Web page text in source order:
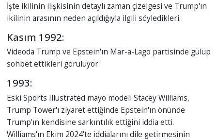
İşte ikilinin ilişkisinin detaylı zaman çizelgesi ve Trump'ın
ikilinin arasının neden açıldığıyla ilgili söyledikleri.
Kasım 1992:
Videoda Trump ve Epstein'ın Mar-a-Lago partisinde gülüp
sohbet ettikleri görülüyor.
1993:
Eski Sports Illustrated mayo modeli Stacey Williams,
Trump Tower'ı ziyaret ettiğinde Epstein'ın önünde
Trump'ın kendisine sarkıntılık ettiğini iddia etti.
Williams'ın Ekim 2024'te iddialarını dile getirmesinin